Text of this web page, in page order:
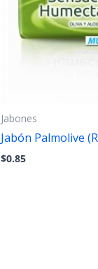
Jabones
Jabón Palmolive
$0.85